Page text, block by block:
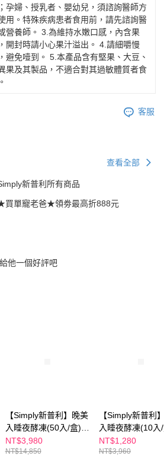
孕婦、授乳者、嬰幼兒，須諮詢醫師方
用。特殊疾病患者食用前，請先諮詢醫
營養師。 3.為維持水嫩口感，內含果
開封時請小心果汁溢出。 4.請細嚼慢
避免噎到。 5.本產品含有堅果、大豆、
果及其製品，不適合對其過敏體質者食
客服
查看全部
新普利所有商品
買單寵老爸★領劵最高折888元
他一個好評吧
【Simply新普利】晚美
入睡夜酵凍(50入/盒)
(x3盒)
NT$3,980
NT$14,850
【Simply新普利
入睡夜酵凍(10入
(x4盒)
NT$1,280
NT$3,960